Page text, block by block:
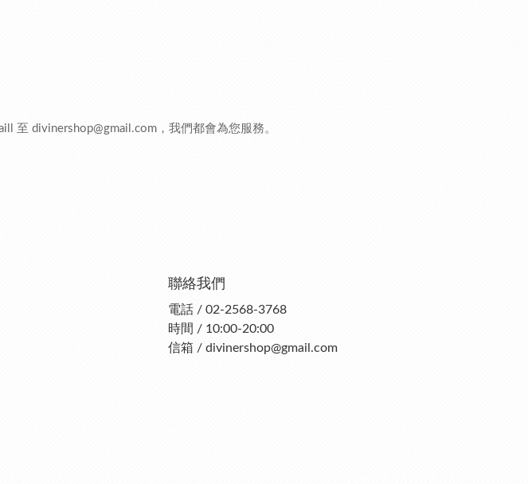
至 divinershop@gmail.com ，我們都會為您服務。
聯絡我們
電話 / 02-2568-3768
時間 / 10:00-20:00
信箱 / divinershop@gmail.com